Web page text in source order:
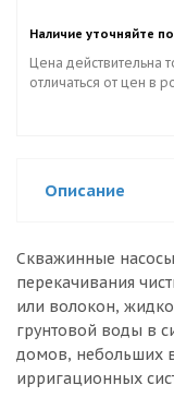
Наличие уточняйте
Цена действительна
отличаться от цен в
Описание
Скважинные
перекачивания
или волокон,
грунтовой воды в
домов, небольших
ирригационных